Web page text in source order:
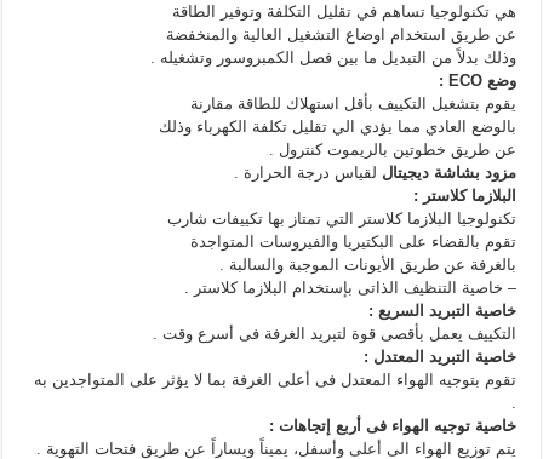
هي تكنولوجيا تساهم في تقليل التكلفة وتوفير الطاقة
عن طريق استخدام اوضاع التشغيل العالية والمنخفضة
وذلك بدلاً من التبديل ما بين فصل الكمبروسور وتشغيله .
وضع ECO :
يقوم بتشغيل التكييف بأقل استهلاك للطاقة مقارنة
بالوضع العادي مما يؤدي الي تقليل تكلفة الكهرباء وذلك
عن طريق خطوتين بالريموت كنترول .
مزود بشاشة ديجيتال لقياس درجة الحرارة .
البلازما كلاستر :
تكنولوجيا البلازما كلاستر التي تمتاز بها تكييفات شارب
تقوم بالقضاء على البكتيريا والفيروسات المتواجدة
بالغرفة عن طريق الأيونات الموجبة والسالبة .
– خاصية التنظيف الذاتى بإستخدام البلازما كلاستر .
خاصية التبريد السريع :
التكييف يعمل بأقصى قوة لتبريد الغرفة فى أسرع وقت .
خاصية التبريد المعتدل :
تقوم بتوجيه الهواء المعتدل فى أعلى الغرفة بما لا يؤثر على المتواجدين به
خاصية توجيه الهواء فى أربع إتجاهات :
يتم توزيع الهواء الى أعلى وأسفل، يميناً ويساراً عن طريق فتحات التهوية .